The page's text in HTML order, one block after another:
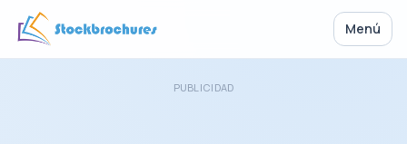
Menú
PUBLICIDAD